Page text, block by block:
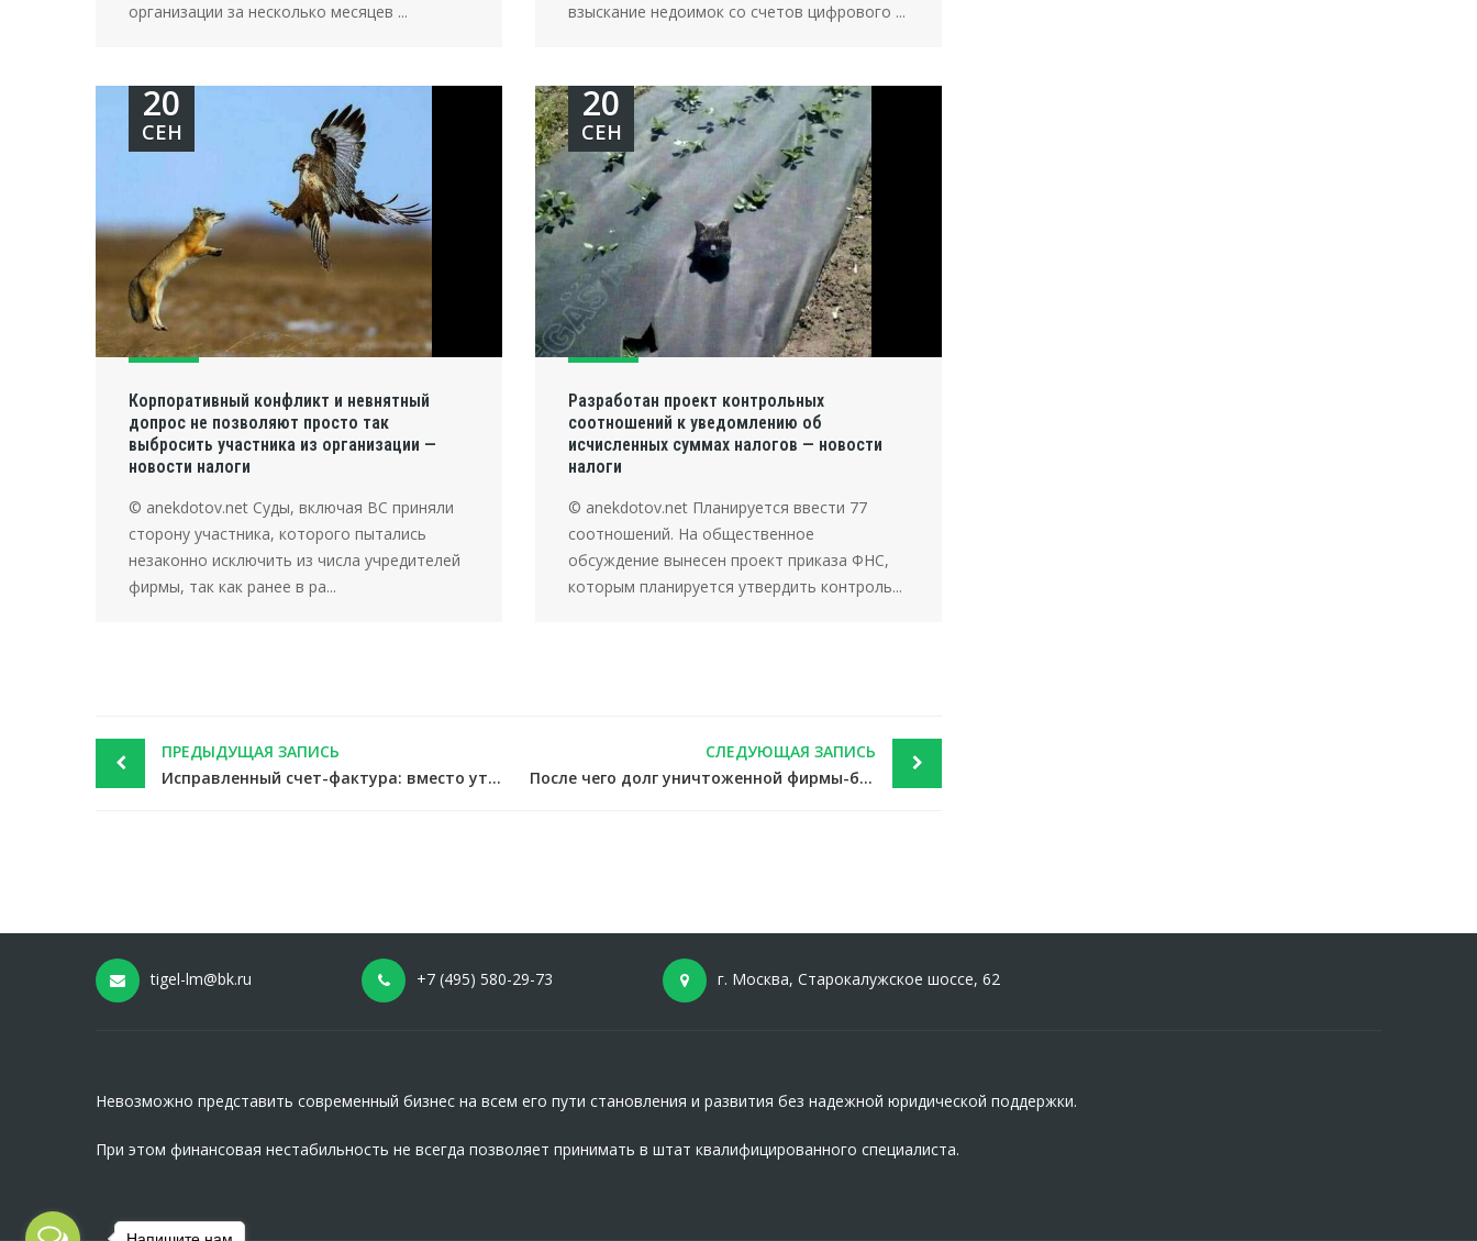
организации за несколько месяцев ...
взыскание недоимок со счетов цифрового ...
Корпоративный конфликт и невнятный
допрос не позволяют просто так
выбросить участника из организации —
новости налоги
20
СЕН
© anekdotov.net Суды, включая ВС приняли
сторону участника, которого пытались
незаконно исключить из числа учредителей
фирмы, так как ранее в ра...
Разработан проект контрольных
соотношений к уведомлению об
исчисленных суммах налогов — новости
налоги
20
СЕН
© anekdotov.net Планируется ввести 77
соотношений. На общественное
обсуждение вынесен проект приказа ФНС,
которым планируется утвердить контроль...
Post
navigation
ПРЕДЫДУЩАЯ ЗАПИСЬ
Исправленный счет-фактура: вместо уточненки можно ограничиться пояснениями — новости налоги
СЛЕДУЮЩАЯ ЗАПИСЬ
После чего долг уничтоженной фирмы-банкрота считается безнадежным — новости налоги
tigel-lm@bk.ru +7 (495) 580-29-73 г. Москва, Старокалужское шоссе, 62
Невозможно представить современный бизнес на всем его пути становления и развития без надежной юридической поддержки.
При этом финансовая нестабильность не всегда позволяет принимать в штат квалифицированного специалиста.